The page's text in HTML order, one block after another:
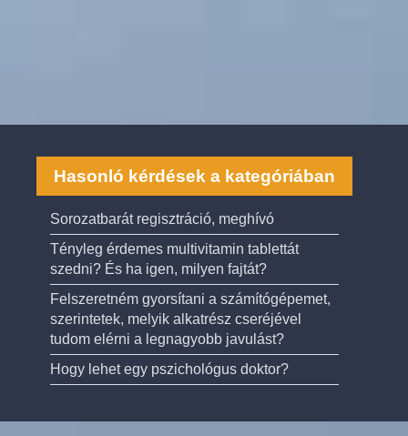
Hasonló kérdések a kategóriában
Sorozatbarát regisztráció, meghívó
Tényleg érdemes multivitamin tablettát
szedni? És ha igen, milyen fajtát?
Felszeretném gyorsítani a számítógépemet,
szerintetek, melyik alkatrész cseréjével
tudom elérni a legnagyobb javulást?
Hogy lehet egy pszichológus doktor?